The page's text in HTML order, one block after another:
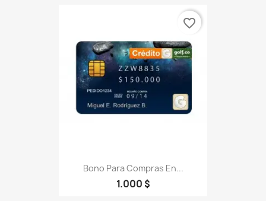
Bono Para Compras En...
1.000 $
favorite_border